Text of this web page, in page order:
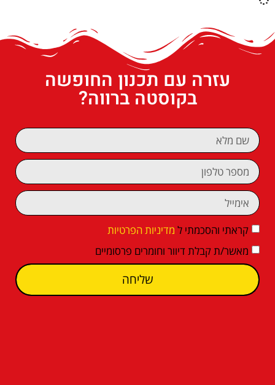
עזרה עם תכנון החופשה
בקוסטה ברווה?
קראתי והסכמתי ל מדיניות הפרטיות
מאשר/ת קבלת דיוור וחומרים פרסומיים
שליחה